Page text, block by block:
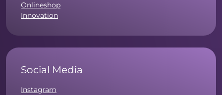
Onlineshop
Innovation
Social Media
Instagram